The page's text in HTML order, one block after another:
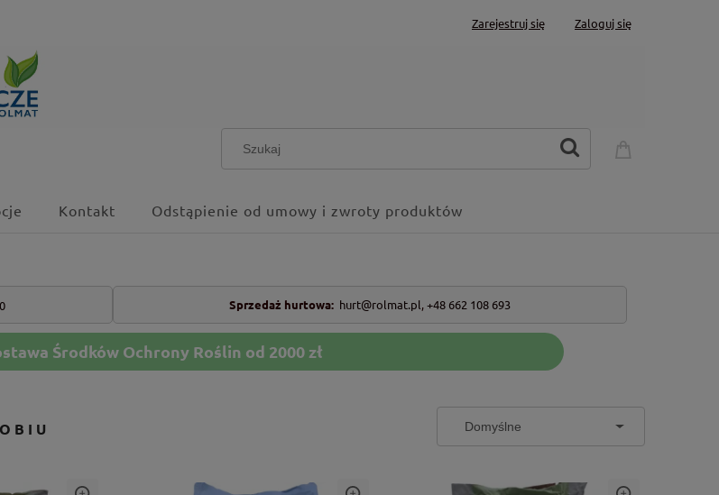
Zarejestruj się Zaloguj się
Kontakt Odstąpienie od umowy i zwroty produktów
Sprzedaż hurtowa: hurt@rolmat.pl,+48 662 108 693
Środków Ochrony Roślin od 2000 zł